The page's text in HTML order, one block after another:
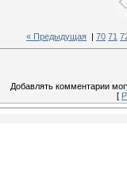
« Предыдущая 70 71
Добавлять комментарии
[